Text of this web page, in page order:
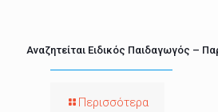
Αναζητείται Ειδικός Παιδαγωγός –
Περισσότερα